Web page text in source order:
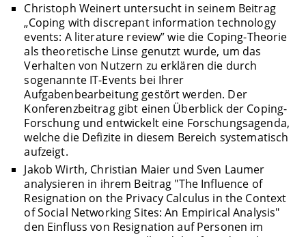
Christoph Weinert untersucht in seinem Beitrag
„Coping with discrepant information technology
events: A literature review” wie die Coping-Theorie
als theoretische Linse genutzt wurde, um das
Verhalten von Nutzern zu erklären die durch
sogenannte IT-Events bei Ihrer
Aufgabenbearbeitung gestört werden. Der
Konferenzbeitrag gibt einen Überblick der Coping-
Forschung und entwickelt eine Forschungsagenda,
welche die Defizite in diesem Bereich systematisch
aufzeigt.
Jakob Wirth, Christian Maier und Sven Laumer
analysieren in ihrem Beitrag "The Influence of
Resignation on the Privacy Calculus in the Context
of Social Networking Sites: An Empirical Analysis"
den Einfluss von Resignation auf Personen im